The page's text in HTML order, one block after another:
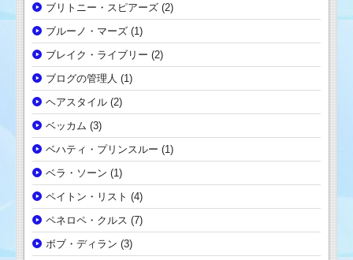
ブリトニー・スピアーズ (2)
ブルーノ・マーズ (1)
ブレイク・ライブリー (2)
ブログの管理人 (1)
ヘアスタイル (2)
ベッカム (3)
ベハティ・プリンスルー (1)
ベラ・ソーン (1)
ペイトン・リスト (4)
ペネロペ・クルス (7)
ボブ・ディラン (3)